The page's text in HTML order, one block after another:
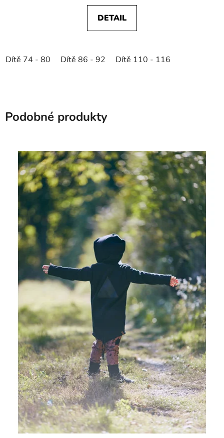
DETAIL
Dítě 74 - 80 Dítě 86 - 92 Dítě 110 - 116
Podobné produkty